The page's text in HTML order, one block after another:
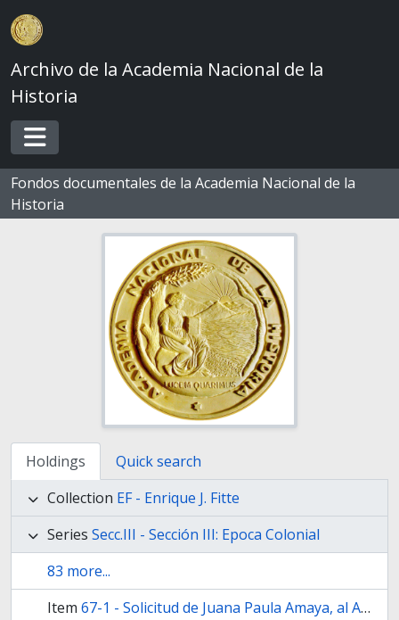
Skip to main content
Archivo de la Academia Nacional de la
Historia
Toggle navigation
Fondos documentales de la Academia Nacional de la
Historia
Holdings
Quick search
Collection EF - Enrique J. Fitte
Series Secc.III - Sección III: Epoca Colonial
83 more...
Item 67-1 - Solicitud de Juana Paula Amaya, al Alcalde Ordinario de l9 voto en Buenos Aires Martín de Al­zaga